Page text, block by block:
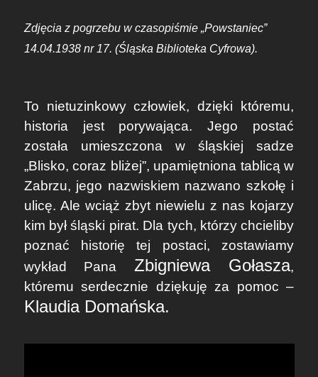
Zdjęcia z pogrzebu w czasopiśmie „Powstaniec”
14.04.1938 nr 17. (Śląska Biblioteka Cyfrowa).
To nietuzinkowy człowiek, dzięki któremu,
historia jest porywająca. Jego postać
została umieszczona w śląskiej sadze
„Blisko, coraz bliżej”, upamiętniona tablicą w
Zabrzu, jego nazwiskiem nazwano szkołę i
ulicę. Ale wciąż zbyt niewielu z nas kojarzy
kim był śląski pirat. Dla tych, którzy chcieliby
poznać historię tej postaci, zostawiamy
wykład Pana
Zbigniewa Gołasza,
któremu serdecznie dziękuję za pomoc –
Klaudia Domańska.